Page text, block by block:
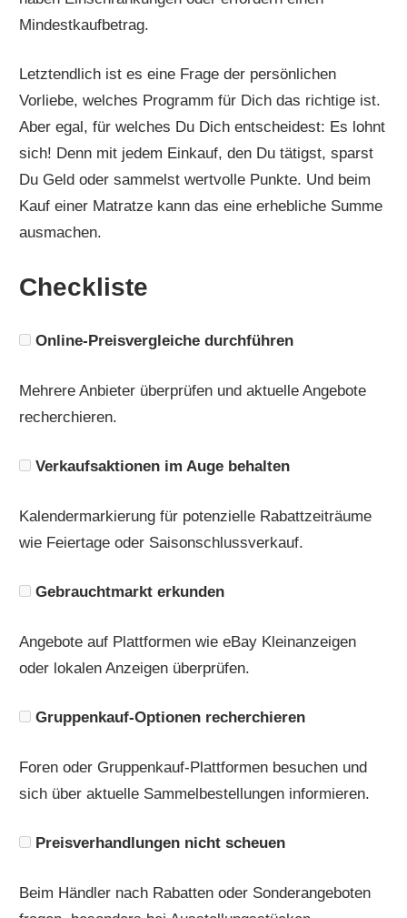
Mindestkaufbetrag.
Letztendlich ist es eine Frage der persönlichen
Vorliebe, welches Programm für Dich das richtige ist.
Aber egal, für welches Du Dich entscheidest: Es lohnt
sich! Denn mit jedem Einkauf, den Du tätigst, sparst
Du Geld oder sammelst wertvolle Punkte. Und beim
Kauf einer Matratze kann das eine erhebliche Summe
ausmachen.
Checkliste
Online-Preisvergleiche durchführen
Mehrere Anbieter überprüfen und aktuelle Angebote
recherchieren.
Verkaufsaktionen im Auge behalten
Kalendermarkierung für potenzielle Rabattzeiträume
wie Feiertage oder Saisonschlussverkauf.
Gebrauchtmarkt erkunden
Angebote auf Plattformen wie eBay Kleinanzeigen
oder lokalen Anzeigen überprüfen.
Gruppenkauf-Optionen recherchieren
Foren oder Gruppenkauf-Plattformen besuchen und
sich über aktuelle Sammelbestellungen informieren.
Preisverhandlungen nicht scheuen
Beim Händler nach Rabatten oder Sonderangeboten